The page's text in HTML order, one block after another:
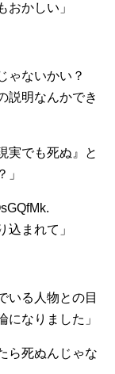
かしい」
ゃないかい？
説明なんかでき
実でも死ぬ』と
」
まれて」
いる人物との目
なりました」
ら死ぬんじゃな